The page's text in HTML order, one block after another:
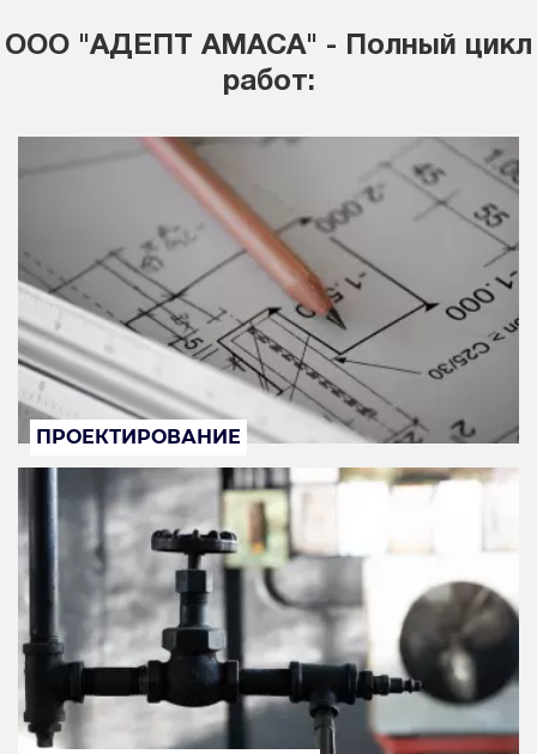
ООО "АДЕПТ АМАСА" - Полный цикл
работ:
ПРОЕКТИРОВАНИЕ